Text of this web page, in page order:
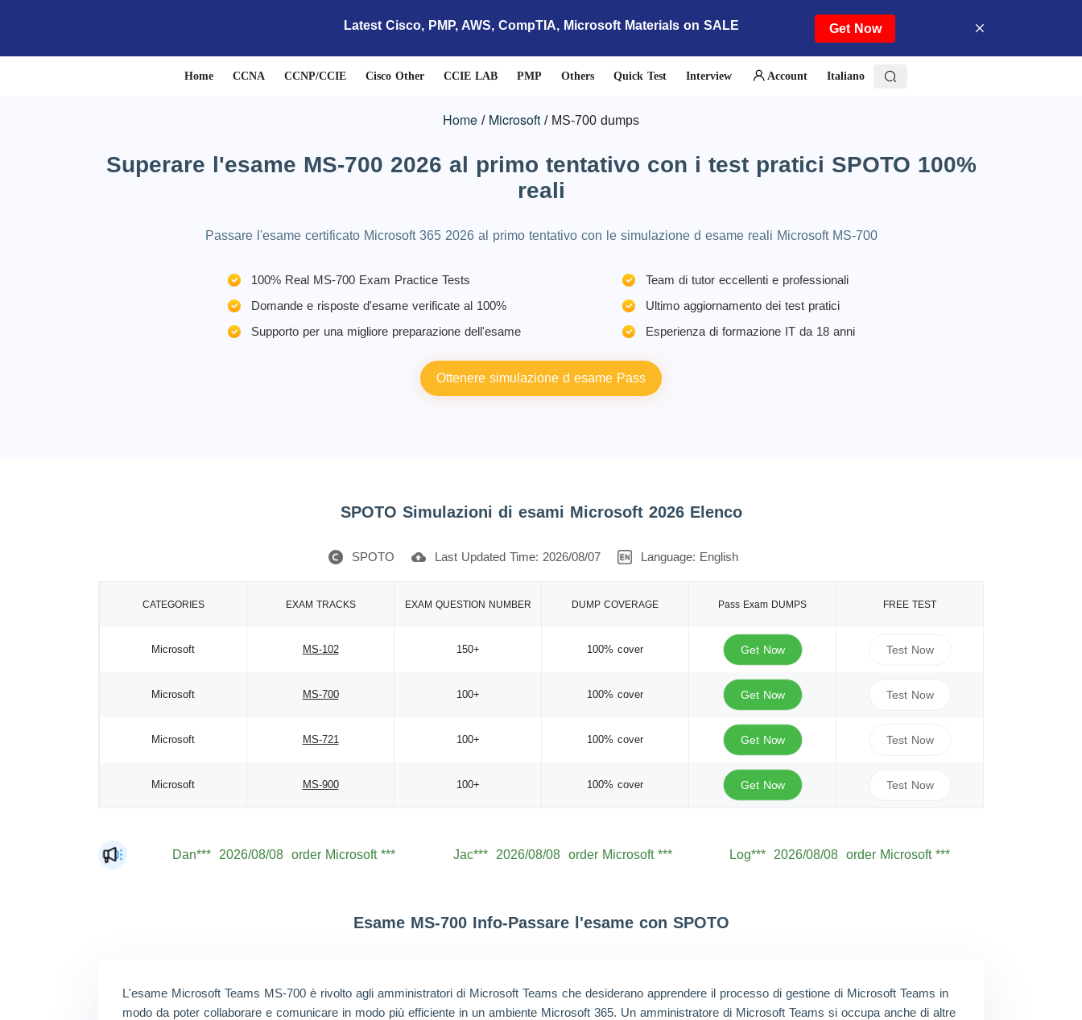
Latest Cisco, PMP, AWS, CompTIA, Microsoft Materials on SALE Get Now
Home CCNA CCNP/CCIE Cisco Other CCIE LAB PMP Others Quick Test Interview Account Italiano
Home Microsoft MS-700 dumps
Superare l'esame MS-700 2026 al primo tentativo con i test pratici SPOTO 100%
reali
Passare l'esame certificato Microsoft 365 2026 al primo tentativo con le simulazione d esame reali Microsoft MS-700
100% Real MS-700 Exam Practice Tests
Domande e risposte d'esame verificate al 100%
Supporto per una migliore preparazione dell'esame
Team di tutor eccellenti e professionali
Ultimo aggiornamento dei test pratici
Esperienza di formazione IT da 18 anni
Ottenere simulazione d esame Pass
SPOTO Simulazioni di esami Microsoft 2026 Elenco
SPOTO Last Updated Time: 2026/08/07 Language: English
CATEGORIES EXAM TRACKS EXAM QUESTION NUMBER DUMP COVERAGE Pass Exam DUMPS FREE TEST
Microsoft MS-102 150+ 100% cover Get Now Test Now
Microsoft MS-700 100+ 100% cover Get Now Test Now
Microsoft MS-721 100+ 100% cover Get Now Test Now
Microsoft MS-900 100+ 100% cover Get Now Test Now
Jac*** 2026/08/08 order Microsoft *** Lev*** 2026/08/08 order Microsoft *** Seb*** 2026/08/08 order Microsoft ***
order Microsoft *** Aid*** 2026/08/08 order Microsoft *** Sam***
2026/08/08 order Microsoft *** Hen*** 2026/08/08 order Microsoft *** Ale*** 2026/08/08 order Microsoft ***
Esame MS-700 Info-Passare l'esame con SPOTO
L'esame Microsoft Teams MS-700 è rivolto agli amministratori di Microsoft Teams che desiderano apprendere il processo di gestione di Microsoft Teams in
modo da poter collaborare e comunicare in modo più efficiente in un ambiente Microsoft 365. Un amministratore di Microsoft Teams si occupa anche di altre